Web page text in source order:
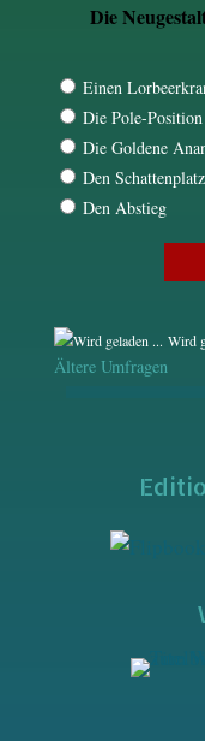
Die
Einen
Die Pole-Position
Die Goldene
Den Schattenplatz
Den Abstieg
Wird
Ältere Umfragen